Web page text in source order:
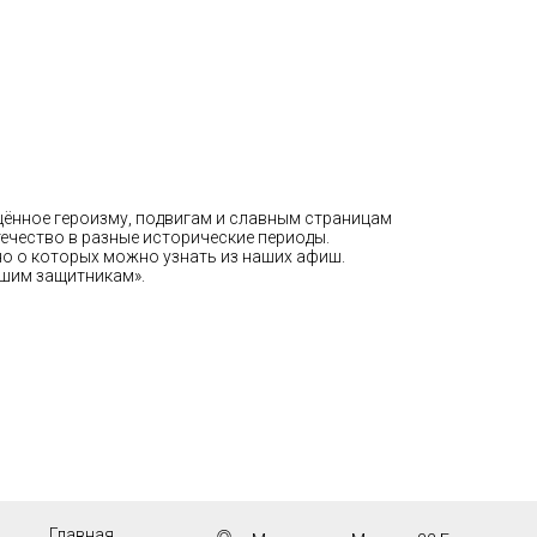
героизму, подвигам и славным страницам
в разные исторические периоды.
о которых можно узнать из наших афиш.
защитникам».